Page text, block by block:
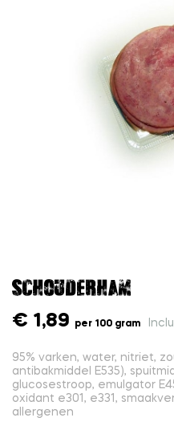
Schouderham
€ 1,89 per 100 gram
95% varken, water, nitriet,
antibakmiddel E535),
glucosestroop, emulgator
oxidant e301, e331,
allergenen